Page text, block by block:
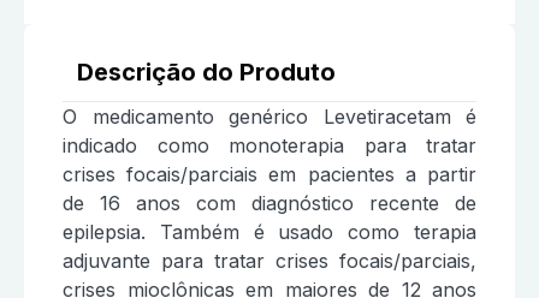
Descrição do Produto
O medicamento genérico Levetiracetam é
indicado como monoterapia para tratar
crises focais/parciais em pacientes a partir
de 16 anos com diagnóstico recente de
epilepsia. Também é usado como terapia
adjuvante para tratar crises focais/parciais,
crises mioclônicas em maiores de 12 anos